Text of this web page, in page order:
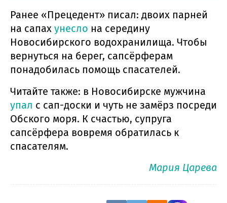
Ранее «Прецедент» писал: двоих парней
на сапах унесло на середину
Новосибирского водохранилища. Чтобы
вернуться на берег, сапсёрферам
понадобилась помощь спасателей.
Читайте также: в Новосибирске мужчина
упал с сап-доски и чуть не замёрз посреди
Обского моря. К счастью, супруга
сапсёрфера вовремя обратилась к
спасателям.
Мария Царева